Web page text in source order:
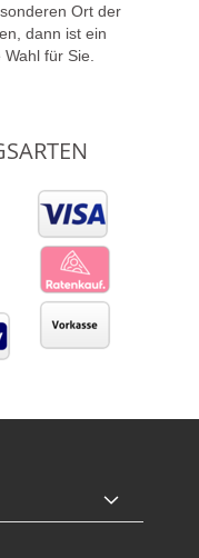
Ort der
dann ist ein
für Sie.